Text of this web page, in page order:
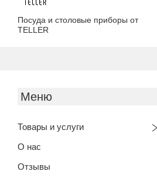
Посуда и столовые приборы от
TELLER
Товары и услуги
О нас
Отзывы